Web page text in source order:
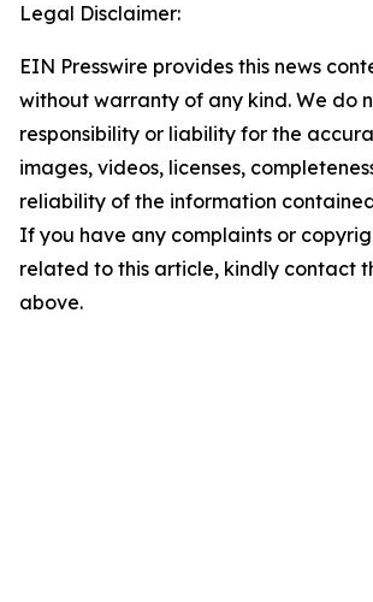
Legal Disclaimer:
EIN Presswire provides this news
without warranty of any kind. We do
responsibility or liability for the
images, videos, licenses,
reliability of the information
If you have any complaints or
related to this article, kindly contact
above.